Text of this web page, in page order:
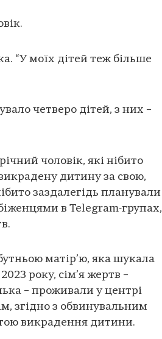
“У моїх дітей теж більше
четверо дітей, з них –
чоловік, які нібито
дитину за свою,
заздалегідь планували
в Telegram-групах,
матір’ю, яка шукала
року, сім’я жертв –
– проживали у центрі
згідно з обвинувальним
викрадення дитини.